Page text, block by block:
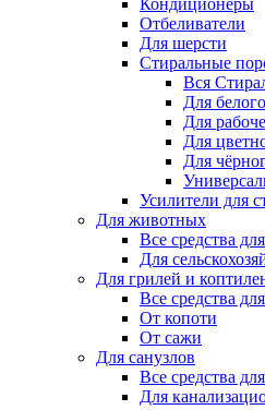
Кондиционеры
Отбеливатели
Для шерсти
Стиральные
Вся
Для
Для
Для
Для
Усилители для
Для животных
Все средства
Для
Для грилей и
Все средства
От копоти
От сажи
Для санузлов
Все средства
Для